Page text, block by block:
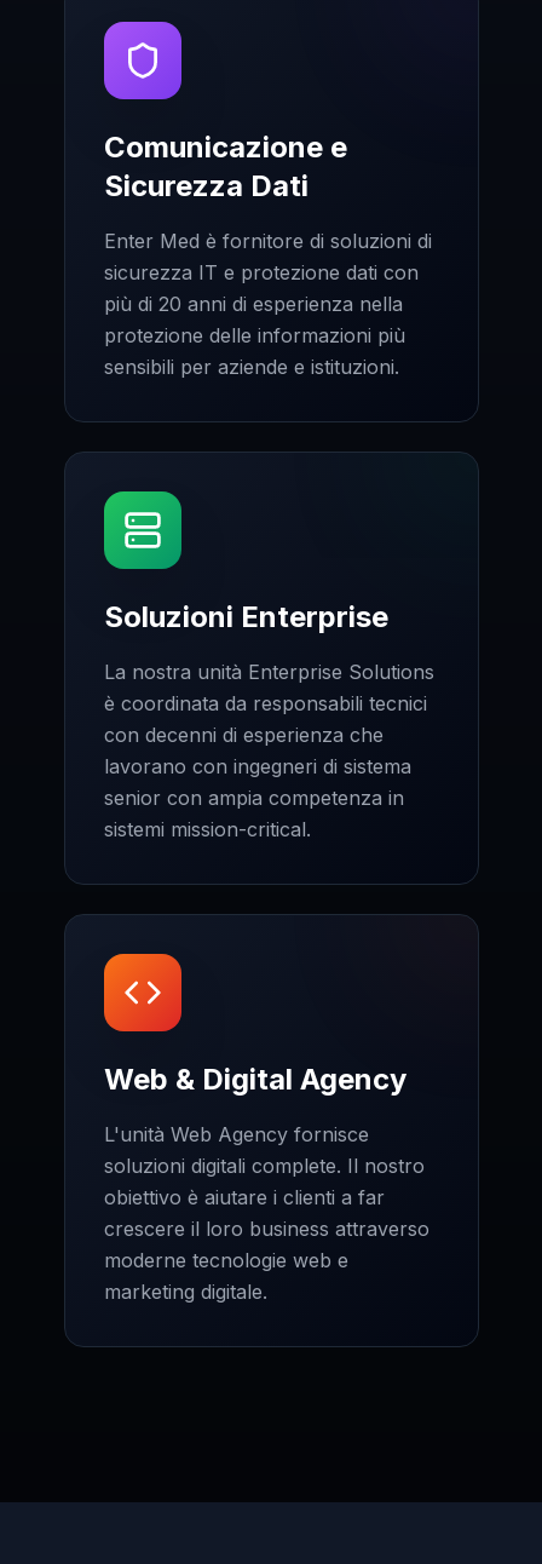
Comunicazione e
Sicurezza Dati
Enter Med è fornitore di soluzioni di
sicurezza IT e protezione dati con
più di 20 anni di esperienza nella
protezione delle informazioni più
sensibili per aziende e istituzioni.
Soluzioni Enterprise
La nostra unità Enterprise Solutions
è coordinata da responsabili tecnici
con decenni di esperienza che
lavorano con ingegneri di sistema
senior con ampia competenza in
sistemi mission-critical.
Web & Digital Agency
L'unità Web Agency fornisce
soluzioni digitali complete. Il nostro
obiettivo è aiutare i clienti a far
crescere il loro business attraverso
moderne tecnologie web e
marketing digitale.